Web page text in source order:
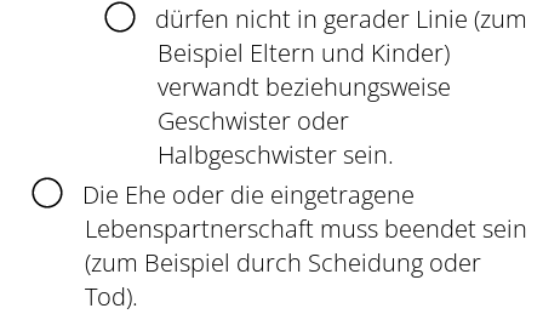
dürfen nicht in gerader Linie (zum
Beispiel Eltern und Kinder)
verwandt beziehungsweise
Geschwister oder
Halbgeschwister sein.
Die Ehe oder die eingetragene
Lebenspartnerschaft muss beendet sein
(zum Beispiel durch Scheidung oder
Tod).